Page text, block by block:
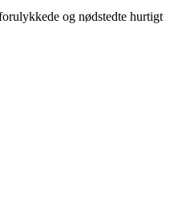
og nødstedte hurtigt